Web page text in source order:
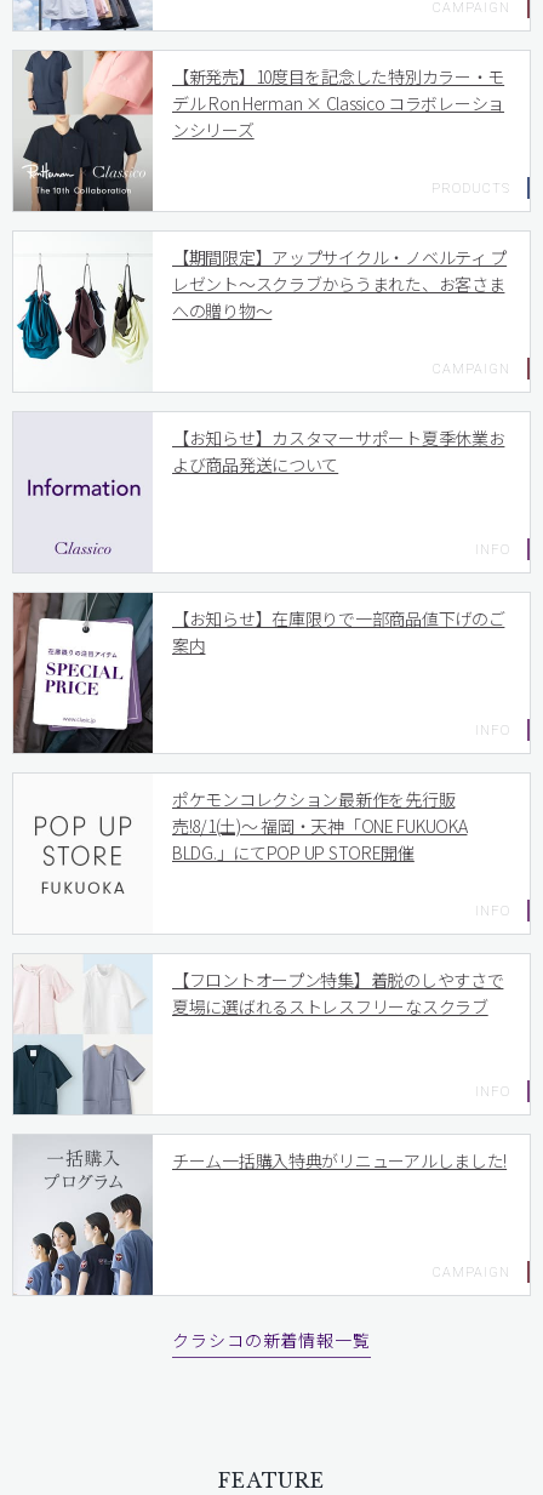
【新発売】10度目を記念した特別カラー・モ
デル Ron Herman × Classico コラボレーショ
ンシリーズ
【期間限定】アップサイクル・ノベルティ プ
レゼント〜スクラブからうまれた、お客さま
への贈り物〜
【お知らせ】カスタマーサポート夏季休業お
よび商品発送について
【お知らせ】在庫限りで一部商品値下げのご
案内
ポケモンコレクション最新作を先行販
売!8/1(土)〜 福岡・天神「ONE FUKUOKA
BLDG.」にてPOP UP STORE開催
【フロントオープン特集】着脱のしやすさで
夏場に選ばれるストレスフリーなスクラブ
チーム一括購入特典がリニューアルしました!
クラシコの新着情報一覧
FEATURE